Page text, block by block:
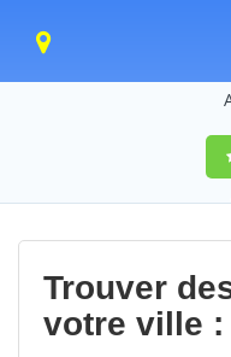
Trouver
votre ville